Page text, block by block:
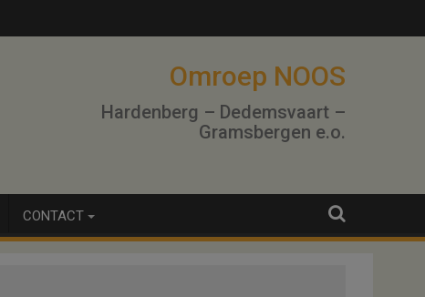
Omroep NOOS
Hardenberg – Dedemsvaart –
Gramsbergen e.o.
CONTACT